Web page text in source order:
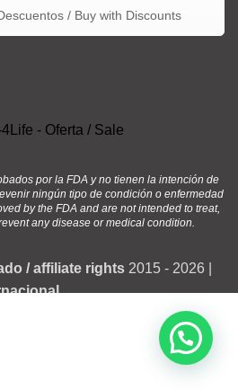
/ Buy with Discounts
por la FDA y no tienen la intención de
ningún tipo de condición o enfermedad
by the FDA and are not intended to treat,
any disease or medical condition.
/ affiliate rights 2015 - 2026 |